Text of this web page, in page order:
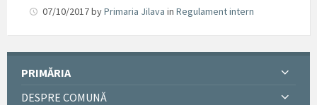
07/10/2017byPrimaria Jilava in Regulament intern
PRIMĂRIA
DESPRE COMUNĂ